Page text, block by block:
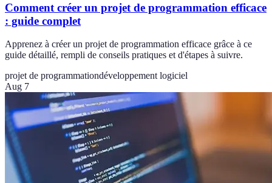
Comment créer un projet de programmation efficace
: guide complet
Apprenez à créer un projet de programmation efficace grâce à ce
guide détaillé, rempli de conseils pratiques et d'étapes à suivre.
projet de programmationdéveloppement logiciel
Aug 7